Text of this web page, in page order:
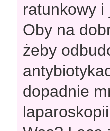
ratunkowy i
Oby na
żeby
dopadnie